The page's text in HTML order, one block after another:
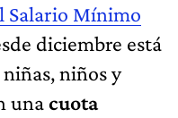
Salario Mínimo
diciembre está
niños y
unacuota